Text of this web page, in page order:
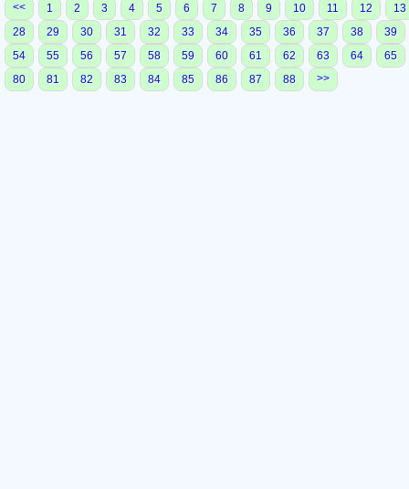
<< 1 2 3 4 5 6 7 8 9 10 11 12
13
28
29 30 31 32 33 34 35 36 37 38
39
54
55 56 57 58 59 60 61 62 63 64
65
80
81 82 83 84 85 86 87 88 >>